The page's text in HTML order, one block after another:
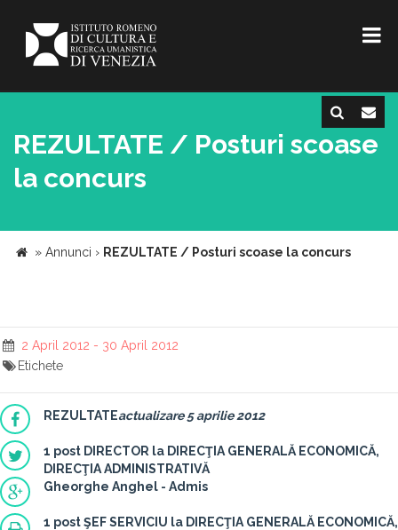
REZULTATE / Posturi scoase
la concurs
» Annunci › REZULTATE / Posturi scoase la concurs
2 April 2012 - 30 April 2012
Etichete
REZULTATEactualizare 5 aprilie 2012
1 post DIRECTOR la DIRECŢIA GENERALĂ ECONOMICĂ,
DIRECŢIA ADMINISTRATIVĂ
Gheorghe Anghel - Admis
1 post ŞEF SERVICIU la DIRECŢIA GENERALĂ ECONOMICĂ,